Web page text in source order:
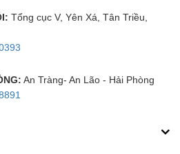
Tổng cục V, Yên Xá, Tân Triều,
An Tràng- An Lão - Hải Phòng